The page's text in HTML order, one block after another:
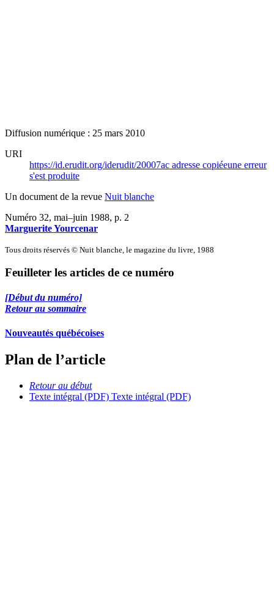
Diffusion numérique : 25 mars 2010
URI
https://id.erudit.org/iderudit/20007ac adresse copiéeune erreur
s'est produite
Un document de la revue Nuit blanche
Numéro 32, mai–juin 1988, p. 2
Marguerite Yourcenar
Tous droits réservés © Nuit blanche, le magazine du livre, 1988
Feuilleter les articles de ce numéro
[Début du numéro]
Retour au sommaire
Nouveautés québécoises
Plan de l’article
Retour au début
Texte intégral (PDF) Texte intégral (PDF)